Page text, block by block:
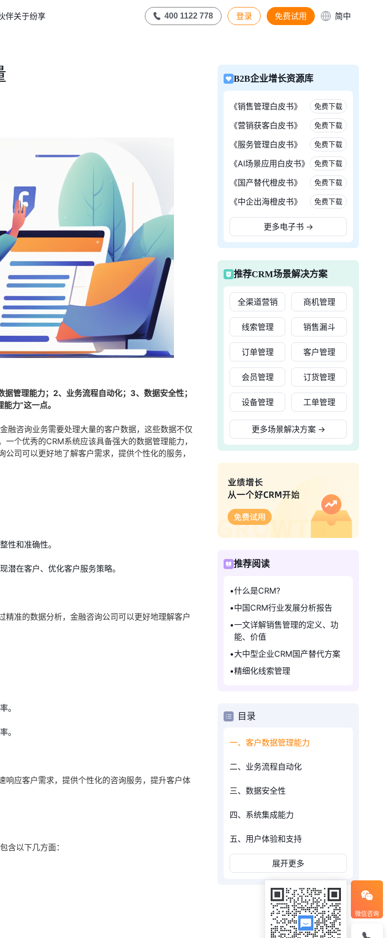
伴关于纷享 400 1122 778 登录 免费试用 简中
管理能力；2、业务流程自动化；3、数据安全性；
力”这一点。
融咨询业务需要处理大量的客户数据，这些数据不仅
个优秀的CRM系统应该具备强大的数据管理能力，
司可以更好地了解客户需求，提供个性化的服务，
性和准确性。
潜在客户、优化客户服务策略。
精准的数据分析，金融咨询公司可以更好地理解客户
。
。
响应客户需求，提供个性化的咨询服务，提升客户体
含以下几方面：
B2B企业增长资源库
《销售管理白皮书》 免费下载
《营销获客白皮书》 免费下载
《服务管理白皮书》 免费下载
《AI场景应用白皮书》 免费下载
《国产替代橙皮书》 免费下载
《中企出海橙皮书》 免费下载
更多电子书 →
推荐CRM场景解决方案
全渠道营销 商机管理
线索管理 销售漏斗
订单管理 客户管理
会员管理 订货管理
设备管理 工单管理
更多场景解决方案 →
推荐阅读
什么是CRM?
中国CRM行业发展分析报告
一文详解销售管理的定义、功
能、价值
大中型企业CRM国产替代方案
精细化线索管理
目录
一、客户数据管理能力
二、业务流程自动化
三、数据安全性
四、系统集成能力
五、用户体验和支持
展开更多
微信咨询